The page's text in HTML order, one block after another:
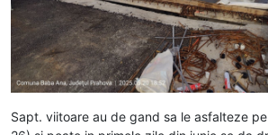
Sapt. viitoare au de gand sa le asfalteze